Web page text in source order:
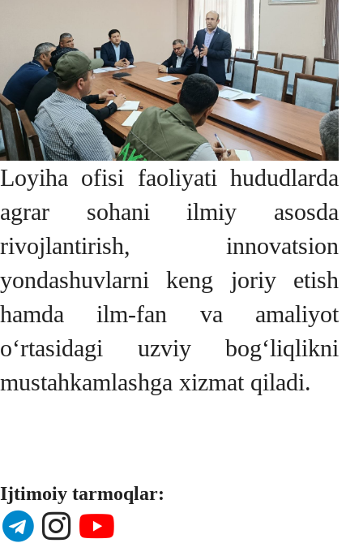
Loyiha ofisi faoliyati hududlarda
agrar sohani ilmiy asosda
rivojlantirish, innovatsion
yondashuvlarni keng joriy etish
hamda ilm-fan va amaliyot
o‘rtasidagi uzviy bog‘liqlikni
mustahkamlashga xizmat qiladi.
Ijtimoiy tarmoqlar: